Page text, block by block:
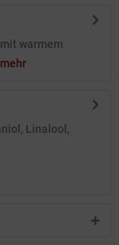
warmem
mehr
Linalool,